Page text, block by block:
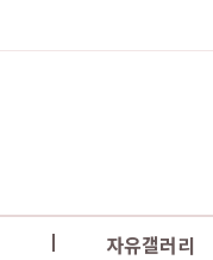
자유갤러리